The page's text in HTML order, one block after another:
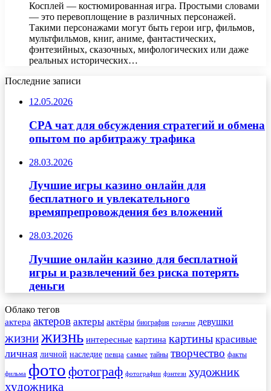
Косплей — костюмированная игра. Простыми словами
— это перевоплощение в различных персонажей.
Такими персонажами могут быть герои игр, фильмов,
мультфильмов, книг, аниме, фантастических,
фэнтезийных, сказочных, мифологических или даже
реальных исторических…
Последние записи
12.05.2026
CPA чат для обсуждения стратегий и обмена
опытом по арбитражу трафика
28.03.2026
Лучшие игры казино онлайн для
бесплатного и увлекательного
времяпрепровождения без вложений
28.03.2026
Лучшие онлайн казино для бесплатной
игры и развлечений без риска потерять
деньги
Облако тегов
актера актеров актеры актёры биография горячие девушки
жизнижизнь интересные картина картины красивые
личная личной наследие певца самые тайны творчество факты
фильма фото фотограф фотографии фэнтези художник
художника